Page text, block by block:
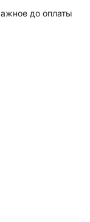
до оплаты